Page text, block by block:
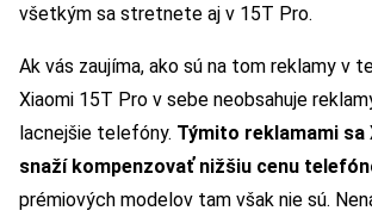
všetkým sa stretnete aj v 15T Pro.
Ak vás zaujíma, ako sú na tom reklamy v
Xiaomi 15T Pro v sebe neobsahuje
lacnejšie telefóny. Týmito reklamami sa
snaží kompenzovať nižšiu cenu
prémiových modelov tam však nie sú.